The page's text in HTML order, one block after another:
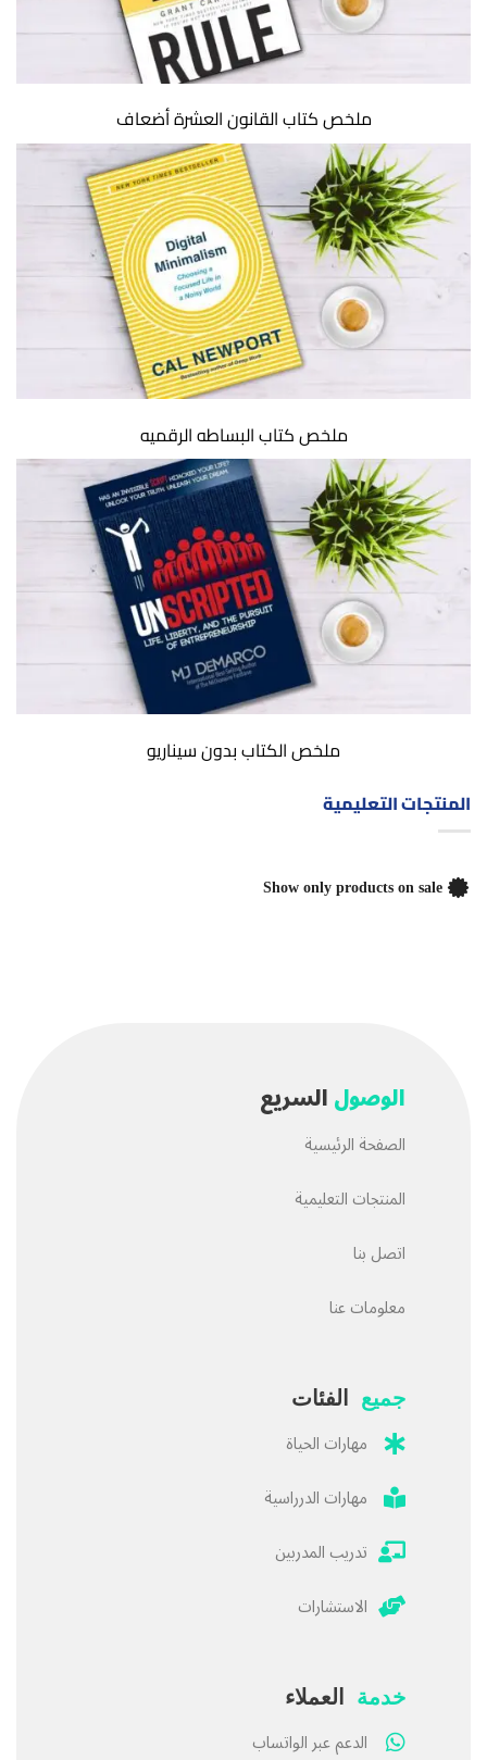
ملخص كتاب القانون العشرة أضعاف
ملخص كتاب البساطه الرقميه
ملخص الكتاب بدون سيناريو
المنتجات التعليمية
Show only products on sale
الوصولالسريع
الصفحة الرئيسية
المنتجات التعليمية
اتصل بنا
معلومات عنا
جميع الفئات
مهارات الحياة
مهارات الدرراسية
تدريب المدربين
الاستشارات
خدمة العملاء
الدعم عبر الواتساب